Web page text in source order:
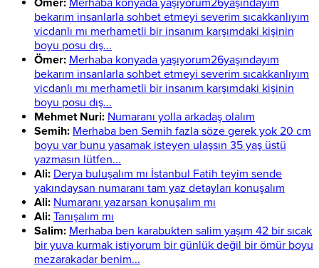
Ömer: Merhaba konyada yaşıyorum26yaşındayım
bekarım insanlarla sohbet etmeyi severim sıcakkanlıyım
vicdanlı mı merhametli bir insanım karşımdaki kişinin
boyu posu dış...
Ömer: Merhaba konyada yaşıyorum26yaşındayım
bekarım insanlarla sohbet etmeyi severim sıcakkanlıyım
vicdanlı mı merhametli bir insanım karşımdaki kişinin
boyu posu dış...
Mehmet Nuri: Numaranı yolla arkadaş olalım
Semih: Merhaba ben Semih fazla söze gerek yok 20 cm
boyu var bunu yasamak isteyen ulaşsın 35 yaş üstü
yazmasın lütfen...
Ali: Derya buluşalım mı İstanbul Fatih teyim sende
yakındaysan numaranı tam yaz detayları konuşalım
Ali: Numaranı yazarsan konuşalım mı
Ali: Tanışalım mı
Salim: Merhaba ben karabukten salim yaşım 42 bir sıcak
bir yuva kurmak istiyorum bir günlük değil bir ömür boyu
mezarakadar benim...